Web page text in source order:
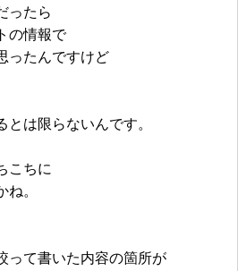
ったら
の情報で
ったんですけど
は限らないんです。
こちに
。
って書いた内容の箇所が